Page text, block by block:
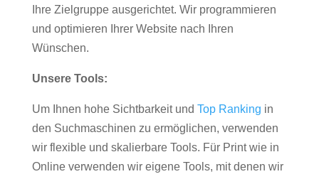
Ihre Zielgruppe ausgerichtet. Wir programmieren
und optimieren Ihrer Website nach Ihren
Wünschen.
Unsere Tools:
Um Ihnen hohe Sichtbarkeit und Top Ranking in
den Suchmaschinen zu ermöglichen, verwenden
wir flexible und skalierbare Tools. Für Print wie in
Online verwenden wir eigene Tools, mit denen wir